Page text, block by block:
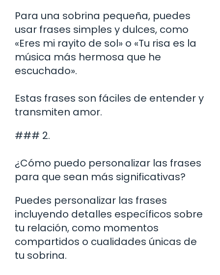
Para una sobrina pequeña, puedes
usar frases simples y dulces, como
«Eres mi rayito de sol» o «Tu risa es la
música más hermosa que he
escuchado».
Estas frases son fáciles de entender y
transmiten amor.
### 2.
¿Cómo puedo personalizar las frases
para que sean más significativas?
Puedes personalizar las frases
incluyendo detalles específicos sobre
tu relación, como momentos
compartidos o cualidades únicas de
tu sobrina.